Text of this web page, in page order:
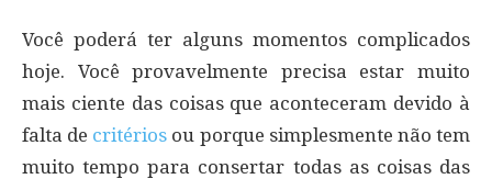
Você poderá ter alguns momentos complicados
hoje. Você provavelmente precisa estar muito
mais ciente das coisas que aconteceram devido à
falta de critérios ou porque simplesmente não tem
muito tempo para consertar todas as coisas das